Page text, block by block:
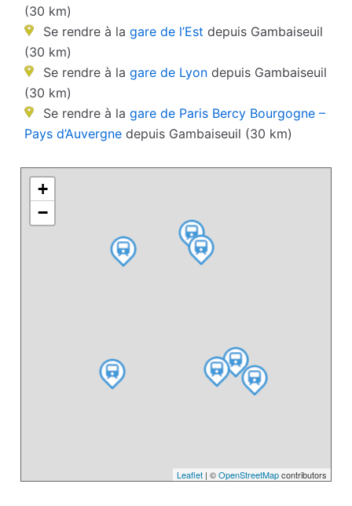
(30 km)
Se rendre à la gare de l’Est depuis Gambaiseuil
(30 km)
Se rendre à la gare de Lyon depuis Gambaiseuil
(30 km)
Se rendre à la gare de Paris Bercy Bourgogne –
Pays d’Auvergne depuis Gambaiseuil (30 km)
+
−
Leaflet| ©OpenStreetMapcontributors